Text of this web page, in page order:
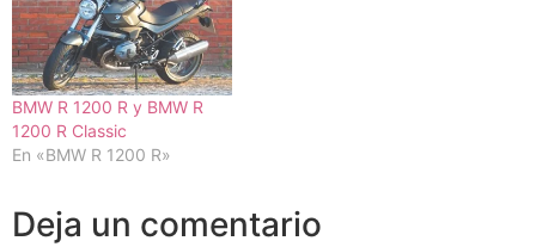
BMW R 1200 R y BMW R
1200 R Classic
En «BMW R 1200 R»
Deja un comentario